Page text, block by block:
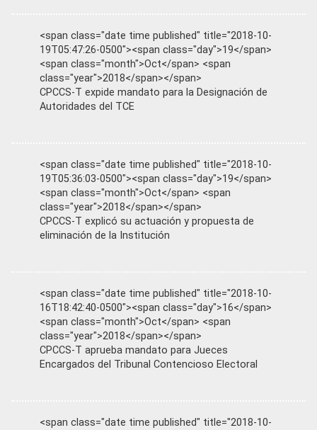
<span class="date time published" title="2018-10-
19T05:47:26-0500"><span class="day">19</span>
<span class="month">Oct</span> <span
class="year">2018</span></span>
CPCCS-T expide mandato para la Designación de
Autoridades del TCE
<span class="date time published" title="2018-10-
19T05:36:03-0500"><span class="day">19</span>
<span class="month">Oct</span> <span
class="year">2018</span></span>
CPCCS-T explicó su actuación y propuesta de
eliminación de la Institución
<span class="date time published" title="2018-10-
16T18:42:40-0500"><span class="day">16</span>
<span class="month">Oct</span> <span
class="year">2018</span></span>
CPCCS-T aprueba mandato para Jueces
Encargados del Tribunal Contencioso Electoral
<span class="date time published" title="2018-10-